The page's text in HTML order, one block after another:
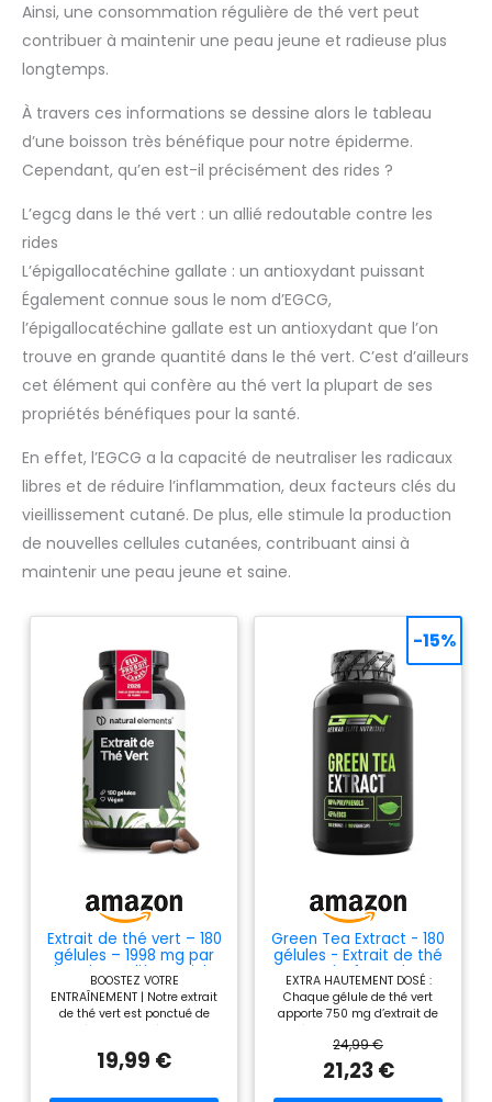
Ainsi, une consommation régulière de thé vert peut
contribuer à maintenir une peau jeune et radieuse plus
longtemps.
À travers ces informations se dessine alors le tableau
d’une boisson très bénéfique pour notre épiderme.
Cependant, qu’en est-il précisément des rides ?
L’egcg dans le thé vert : un allié redoutable contre les
rides
L’épigallocatéchine gallate : un antioxydant puissant
Également connue sous le nom d’EGCG,
l’épigallocatéchine gallate est un antioxydant que l’on
trouve en grande quantité dans le thé vert. C’est d’ailleurs
cet élément qui confère au thé vert la plupart de ses
propriétés bénéfiques pour la santé.
En effet, l’EGCG a la capacité de neutraliser les radicaux
libres et de réduire l’inflammation, deux facteurs clés du
vieillissement cutané. De plus, elle stimule la production
de nouvelles cellules cutanées, contribuant ainsi à
maintenir une peau jeune et saine.
Extrait de thé vert – 180
gélules – 1998 mg par
dose journalière – riche
en EGCG et
polyphénols – végane,
hautement dosé, sans
contrôlé en laboratoire
en Allemagne
BOOSTEZ VOTRE
ENTRAÎNEMENT | Notre extrait
de thé vert est ponctué de
caféine et de précieuses
secondaires. Pour un soutien
maximale, quel que soit le défi
19,99 €
Green Tea Extract - 180
gélules - Extrait de thé
vert très forte dose
avec 750mg d'extrait
de thé vert par gélule -
95% polyphénols & 45%
EGCG - Thé vert sans
additifs indésirables -
Vegan
EXTRA HAUTEMENT DOSÉ :
Chaque gélule de thé vert
apporte 750 mg d’extrait de
thé vert avec 735 mg de
polyphénols et 338 mg
d’EGCG. Nous utilisons un
extrait 25:1 hautement
concentré (25 parts de feuilles
24,99 €
21,23 €
-15%